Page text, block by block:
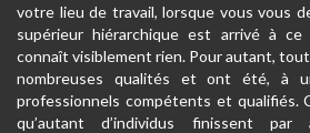
votre lieu de travail, lorsque vous vous
supérieur hiérarchique est arrivé à ce
connaît visiblement rien. Pour autant,
nombreuses qualités et ont été, à
professionnels compétents et qualifiés.
qu’autant d’individus finissent